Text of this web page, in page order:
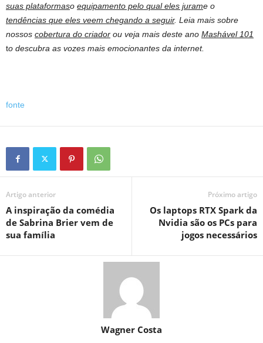
suas plataformaso equipamento pelo qual eles jurame o
tendências que eles veem chegando a seguir. Leia mais sobre
nossos cobertura do criador ou veja mais deste ano Mashável 101
to descubra as vozes mais emocionantes da internet.
fonte
Artigo anterior
A inspiração da comédia
de Sabrina Brier vem de
sua família
Próximo artigo
Os laptops RTX Spark da
Nvidia são os PCs para
jogos necessários
Wagner Costa